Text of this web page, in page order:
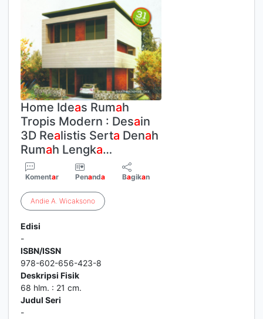
Home Ideas Rumah
Tropis Modern : Desain
3D Realistis Serta Denah
Rumah Lengka…
Komentar Penanda Bagikan
Andie A. Wicaksono
Edisi
-
ISBN/ISSN
978-602-656-423-8
Deskripsi Fisik
68 hlm. : 21 cm.
Judul Seri
-